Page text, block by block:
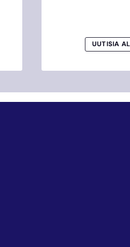
UUTISIA